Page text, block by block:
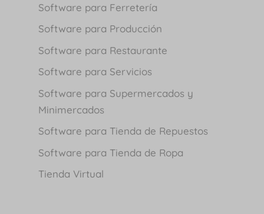
Software para Ferretería
Software para Producción
Software para Restaurante
Software para Servicios
Software para Supermercados y
Minimercados
Software para Tienda de Repuestos
Software para Tienda de Ropa
Tienda Virtual